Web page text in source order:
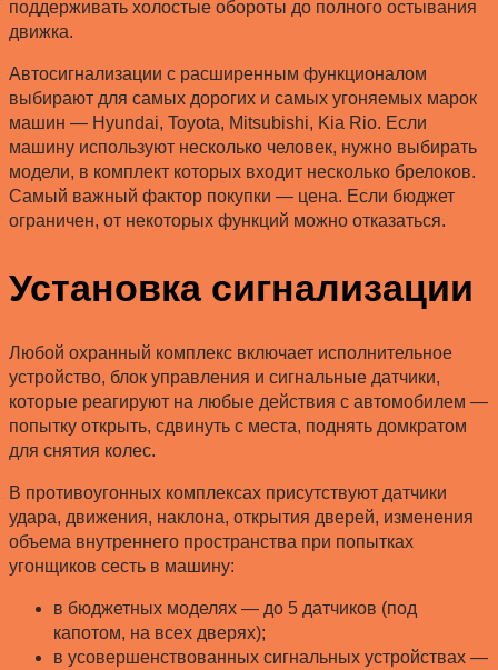
поддерживать холостые обороты до полного остывания
движка.
Автосигнализации с расширенным функционалом
выбирают для самых дорогих и самых угоняемых марок
машин — Hyundai, Toyota, Mitsubishi, Kia Rio. Если
машину используют несколько человек, нужно выбирать
модели, в комплект которых входит несколько брелоков.
Самый важный фактор покупки — цена. Если бюджет
ограничен, от некоторых функций можно отказаться.
Установка сигнализации
Любой охранный комплекс включает исполнительное
устройство, блок управления и сигнальные датчики,
которые реагируют на любые действия с автомобилем —
попытку открыть, сдвинуть с места, поднять домкратом
для снятия колес.
В противоугонных комплексах присутствуют датчики
удара, движения, наклона, открытия дверей, изменения
объема внутреннего пространства при попытках
угонщиков сесть в машину:
в бюджетных моделях — до 5 датчиков (под
капотом, на всех дверях);
в усовершенствованных сигнальных устройствах —